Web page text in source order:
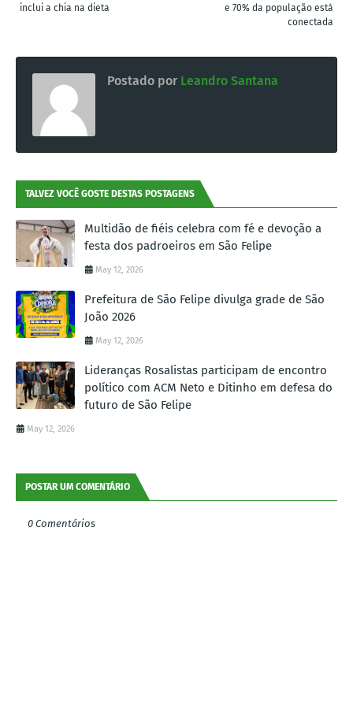
e 70% da população está
conectada
inclui a chia na dieta
Postado por Leandro Santana
TALVEZ VOCÊ GOSTE DESTAS POSTAGENS
Multidão de fiéis celebra com fé e devoção a
festa dos padroeiros em São Felipe
May 12, 2026
Prefeitura de São Felipe divulga grade de São
João 2026
May 12, 2026
Lideranças Rosalistas participam de encontro
político com ACM Neto e Ditinho em defesa do
futuro de São Felipe
May 12, 2026
POSTAR UM COMENTÁRIO
0 Comentários